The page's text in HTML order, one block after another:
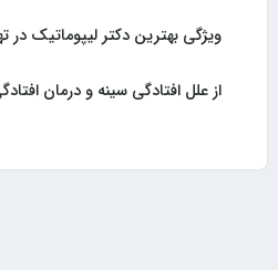
ویژگی بهترین دکتر لیپوماتیک در
از علل افتادگی سینه و درمان